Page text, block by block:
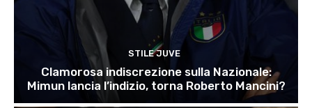
STILE JUVE
Clamorosa indiscrezione sulla Nazionale:
Mimun lancia l’indizio, torna Roberto Mancini?